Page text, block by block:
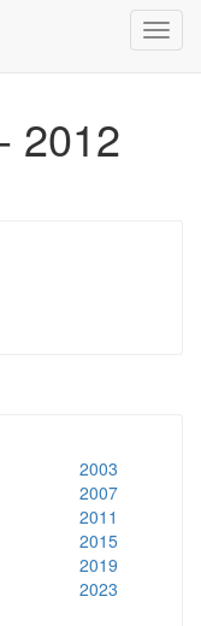
2012
2003
2007
2011
2015
2019
2023